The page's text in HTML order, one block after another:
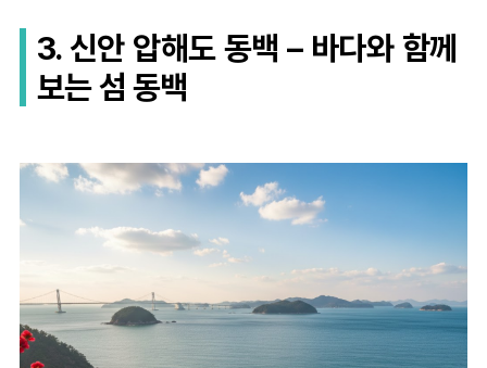
3. 신안 압해도 동백 – 바다와 함께
보는 섬 동백